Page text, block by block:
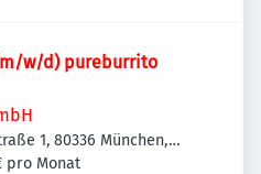
w/d) pureburrito
1, 80336 München,
pro Monat